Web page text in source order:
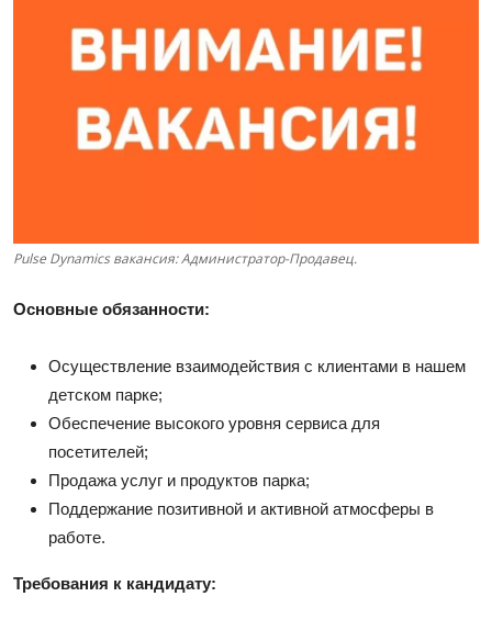
Pulse Dynamics вакансия: Администратор-Продавец.
Основные обязанности:
Осуществление взаимодействия с клиентами в нашем
детском парке;
Обеспечение высокого уровня сервиса для
посетителей;
Продажа услуг и продуктов парка;
Поддержание позитивной и активной атмосферы в
работе.
Требования к кандидату: